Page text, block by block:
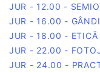
JUR - 12.00 -
JUR - 16.00 -
JUR - 18.00 -
JUR - 22.00 -
JUR - 24.00 -